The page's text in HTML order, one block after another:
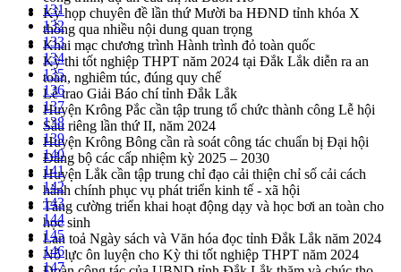
Kỳ họp chuyên đề lần thứ Mười ba HĐND tỉnh khóa X
thông qua nhiều nội dung quan trọng
Khai mạc chương trình Hành trình đỏ toàn quốc
Kỳ thi tốt nghiệp THPT năm 2024 tại Đắk Lắk diễn ra an
toàn, nghiêm túc, đúng quy chế
Lễ trao Giải Báo chí tỉnh Đắk Lắk
Huyện Krông Pắc cần tập trung tổ chức thành công Lễ hội
Sầu riêng lần thứ II, năm 2024
Huyện Krông Bông cần rà soát công tác chuẩn bị Đại hội
Đảng bộ các cấp nhiệm kỳ 2025 – 2030
Huyện Lắk cần tập trung chỉ đạo cải thiện chỉ số cải cách
hành chính phục vụ phát triển kinh tế - xã hội
Tăng cường triển khai hoạt động dạy và học bơi an toàn cho
học sinh
Lan toả Ngày sách và Văn hóa đọc tỉnh Đắk Lắk năm 2024
Nỗ lực ôn luyện cho Kỳ thi tốt nghiệp THPT năm 2024
131
132
133
134
135
136
137
138
139
140
141
142
143
144
145
146
147